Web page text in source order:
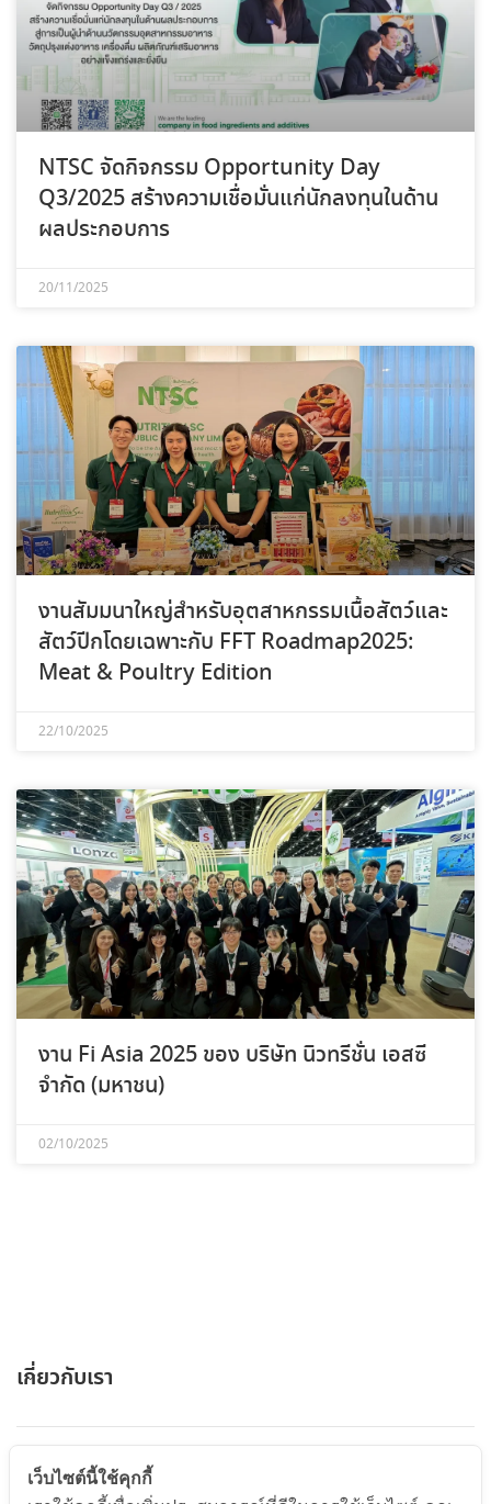
NTSC จัดกิจกรรม Opportunity Day
Q3/2025 สร้างความเชื่อมั่นแก่นักลงทุนในด้าน
ผลประกอบการ
20/11/2025
งานสัมมนาใหญ่สำหรับอุตสาหกรรมเนื้อสัตว์และ
สัตว์ปีกโดยเฉพาะกับ FFT Roadmap2025:
Meat & Poultry Edition
22/10/2025
งาน Fi Asia 2025 ของ บริษัท นิวทรีชั่น เอสซี
จำกัด (มหาชน)
02/10/2025
เกี่ยวกับเรา
ABOUT US
เว็บไซต์นี้ใช้คุกกี้